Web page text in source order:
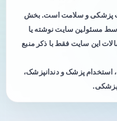
پزشکی و سلامت است. بخش
مسئولین سایت نوشته یا
این سایت فقط با ذکر منبع
استخدام پزشک و دندانپزشک،